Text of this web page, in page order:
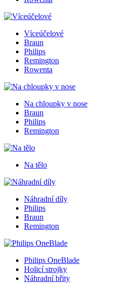
Víceúčelové
Braun
Philips
Remington
Rowenta
Na chloupky v nose
Braun
Philips
Remington
Na tělo
Náhradní díly
Philips
Braun
Remington
Philips OneBlade
Holicí strojky
Náhradní břity